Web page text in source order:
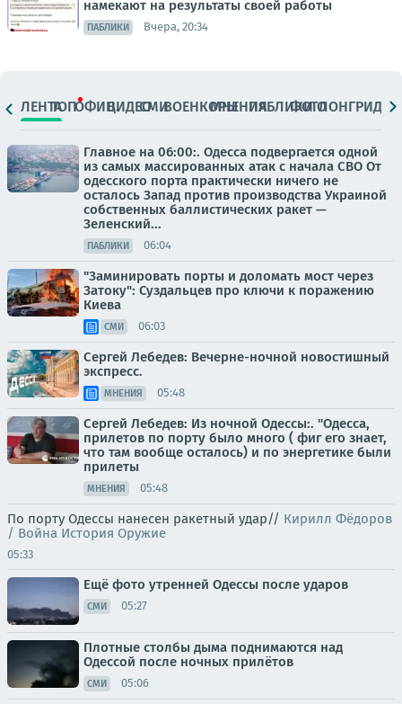
намекают на результаты своей работы
ПАБЛИКИ Вчера, 20:34
ЛЕНТАТОПОФИЦ.ВИДЕОСМИВОЕНКОРЫМНЕНИЯПАБЛИКИ
ФОТОЛОНГРИДЫ
Главное на 06:00:. Одесса подвергается одной
из самых массированных атак с начала СВО От
одесского порта практически ничего не
осталось Запад против производства Украиной
собственных баллистических ракет —
Зеленский...
ПАБЛИКИ 06:04
"Заминировать порты и доломать мост через
Затоку": Суздальцев про ключи к поражению
Киева
СМИ 06:03
Сергей Лебедев: Вечерне-ночной новостишный
экспресс.
МНЕНИЯ 05:48
Сергей Лебедев: Из ночной Одессы:. "Одесса,
прилетов по порту было много ( фиг его знает,
что там вообще осталось) и по энергетике были
прилеты
МНЕНИЯ 05:48
По порту Одессы нанесен ракетный удар// Кирилл Фёдоров
/ Война История Оружие
05:33
Ещё фото утренней Одессы после ударов
СМИ 05:27
Плотные столбы дыма поднимаются над
Одессой после ночных прилётов
СМИ 05:06